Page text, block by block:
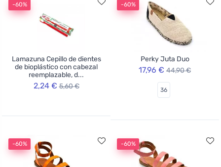
-60%
Lamazuna Cepillo de dientes
de bioplástico con cabezal
reemplazable, d...
2,24 € 5,60 €
-60%
Perky Juta Duo
17,96 € 44,90 €
36
-60% -60%